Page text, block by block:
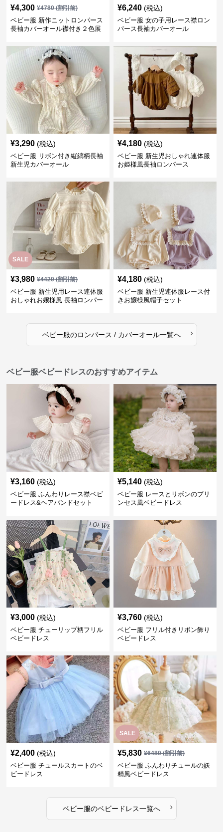
¥4,300 ¥4780(割引前)
ベビー服 新作ニットロンパース
長袖カバーオール襟付き２色展
¥6,240 (税込)
ベビー服 女の子用レース襟ロン
パース長袖カバーオール
¥3,290 (税込)
ベビー服 リボン付き縦縞柄長袖
新生児カバーオール
¥4,180 (税込)
ベビー服 新生児おしゃれ連体服
お姫様風長袖ロンパース
SALE
¥3,980 ¥4420(割引前)
ベビー服 新生児用レース連体服
おしゃれお嬢様風 長袖ロンパー
¥4,180 (税込)
ベビー服 新生児連体服レース付
きお嬢様風帽子セット
ベビー服のロンパース / カバーオール一覧へ ›
ベビー服ベビードレスのおすすめアイテム
¥3,160 (税込)
ベビー服 ふんわりレース襟ベビ
ードレス&ヘアバンドセット
¥5,140 (税込)
ベビー服 レースとリボンのプリ
ンセス風ベビードレス
¥3,000 (税込)
ベビー服 チューリップ柄フリル
ベビードレス
¥3,760 (税込)
ベビー服 フリル付きリボン飾り
ベビードレス
¥2,400 (税込)
ベビー服 チュールスカートのベ
ビードレス
SALE
¥5,830 ¥6480(割引前)
ベビー服 ふんわりチュールの妖
精風ベビードレス
ベビー服のベビードレス一覧へ ›